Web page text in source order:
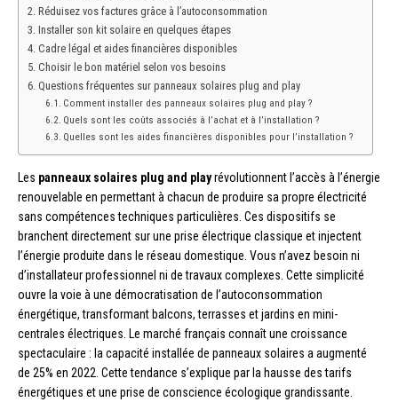
Réduisez vos factures grâce à l’autoconsommation
Installer son kit solaire en quelques étapes
Cadre légal et aides financières disponibles
Choisir le bon matériel selon vos besoins
Questions fréquentes sur panneaux solaires plug and play
Comment installer des panneaux solaires plug and play ?
Quels sont les coûts associés à l’achat et à l’installation ?
Quelles sont les aides financières disponibles pour l’installation ?
Les panneaux solaires plug and playrévolutionnent l’accès à l’énergie
renouvelable en permettant à chacun de produire sa propre électricité
sans compétences techniques particulières. Ces dispositifs se
branchent directement sur une prise électrique classique et injectent
l’énergie produite dans le réseau domestique. Vous n’avez besoin ni
d’installateur professionnel ni de travaux complexes. Cette simplicité
ouvre la voie à une démocratisation de l’autoconsommation
énergétique, transformant balcons, terrasses et jardins en mini-
centrales électriques. Le marché français connaît une croissance
spectaculaire : la capacité installée de panneaux solaires a augmenté
de 25% en 2022. Cette tendance s’explique par la hausse des tarifs
énergétiques et une prise de conscience écologique grandissante.